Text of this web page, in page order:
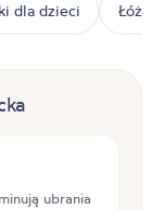
dla dzieci Łóżka
ubrania